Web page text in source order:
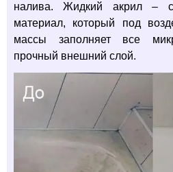
налива. Жидкий акрил –
материал, который под
массы заполняет все
прочный внешний слой.